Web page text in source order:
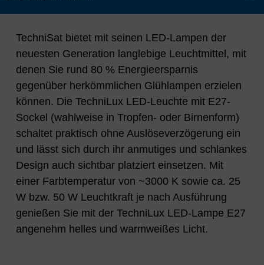
TechniSat bietet mit seinen LED-Lampen der
neuesten Generation langlebige Leuchtmittel, mit
denen Sie rund 80 % Energieersparnis
gegenüber herkömmlichen Glühlampen erzielen
können. Die TechniLux LED-Leuchte mit E27-
Sockel (wahlweise in Tropfen- oder Birnenform)
schaltet praktisch ohne Auslöseverzögerung ein
und lässt sich durch ihr anmutiges und schlankes
Design auch sichtbar platziert einsetzen. Mit
einer Farbtemperatur von ~3000 K sowie ca. 25
W bzw. 50 W Leuchtkraft je nach Ausführung
genießen Sie mit der TechniLux LED-Lampe E27
angenehm helles und warmweißes Licht.